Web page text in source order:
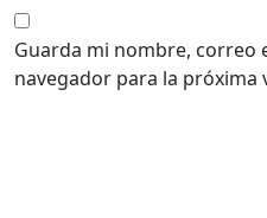
Guarda mi nombre, correo
navegador para la próxima